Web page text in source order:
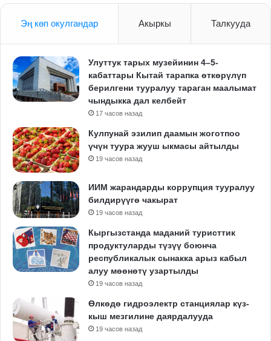
Эң көп окулгандар Акыркы Талкууда
Улуттук тарых музейинин 4–5-
кабаттары Кытай тарапка өткөрүлүп
берилгени тууралуу тараган маалымат
чындыкка дал келбейт
17 часов назад
Кулпунай эзилип даамын жоготпоо
үчүн туура жууш ыкмасы айтылды
19 часов назад
ИИМ жарандарды коррупция тууралуу
билдирүүгө чакырат
19 часов назад
Кыргызстанда маданий туристтик
продуктуларды түзүү боюнча
республикалык сынакка арыз кабыл
алуу мөөнөтү узартылды
19 часов назад
Өлкөдө гидроэлектр станциялар күз-
кыш мезгилине даярдалууда
19 часов назад